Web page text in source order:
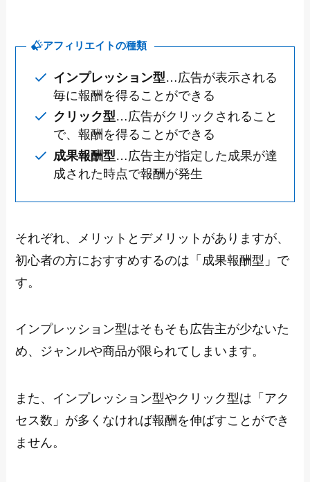
アフィリエイトの種類
インプレッション型…広告が表示される
毎に報酬を得ることができる
クリック型…広告がクリックされること
で、報酬を得ることができる
成果報酬型…広告主が指定した成果が達
成された時点で報酬が発生
それぞれ、メリットとデメリットがありますが、
初心者の方におすすめするのは「成果報酬型」で
す。
インプレッション型はそもそも広告主が少ないた
め、ジャンルや商品が限られてしまいます。
また、インプレッション型やクリック型は「アク
セス数」が多くなければ報酬を伸ばすことができ
ません。